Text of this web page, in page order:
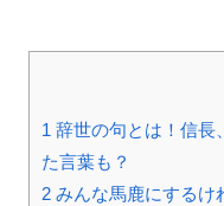
1 辞世の句とは！信長
た言葉も？
2 みんな馬鹿にするけ